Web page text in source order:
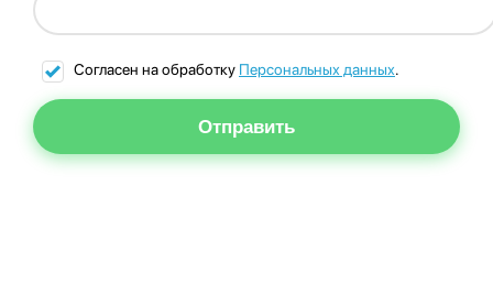
Согласен на обработку Персональных данных.
Отправить